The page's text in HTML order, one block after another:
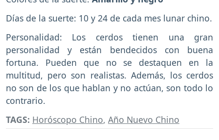
Días de la suerte: 10 y 24 de cada mes lunar chino.
Personalidad: Los cerdos tienen una gran
personalidad y están bendecidos con buena
fortuna. Pueden que no se destaquen en la
multitud, pero son realistas. Además, los cerdos
no son de los que hablan y no actúan, son todo lo
contrario.
TAGS: Horóscopo Chino, Año Nuevo Chino